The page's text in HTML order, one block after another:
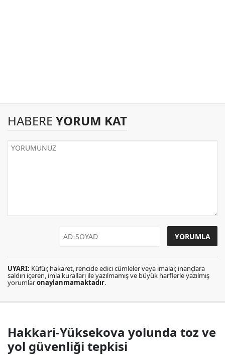
HABERE YORUM KAT
UYARI: Küfür, hakaret, rencide edici cümleler veya imalar, inançlara
saldırı içeren, imla kuralları ile yazılmamış ve büyük harflerle yazılmış
yorumlaronaylanmamaktadır.
Hakkari-Yüksekova yolunda toz ve
yol güvenliği tepkisi